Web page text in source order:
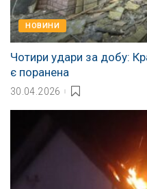
НОВИНИ
Чотири удари за добу:
є поранена
30.04.2026